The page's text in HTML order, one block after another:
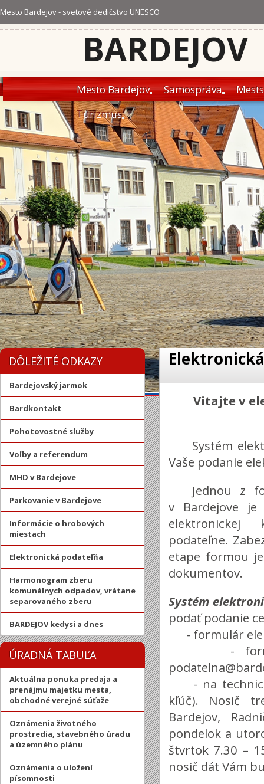
Mesto Bardejov - svetové dedičstvo UNESCO
BARDEJOV
Mesto Bardejov Samospráva
Turizmus
DÔLEŽITÉ ODKAZY
Bardejovský jarmok
Bardkontakt
Pohotovostné služby
Voľby a referendum
MHD v Bardejove
Parkovanie v Bardejove
Informácie o hrobových
miestach
Elektronická podateľňa
Harmonogram zberu
komunálnych odpadov, vrátane
separovaného zberu
BARDEJOV kedysi a dnes
ÚRADNÁ TABUĽA
Aktuálna ponuka predaja a
prenájmu majetku mesta,
obchodné verejné súťaže
Oznámenia životného
prostredia, stavebného úradu
a územného plánu
Oznámenia o uložení
písomnosti
Vitajte v
Systém
Vaše podanie
Jednou z
v Bardejove
elektronickej
podateľne.
etape formou
dokumentov.
Systém
podať podanie
- formulár
- formou
- na
kľúč). Nosič
Bardejov,
pondelok a
štvrtok 7.30 –
nosič dát Vám